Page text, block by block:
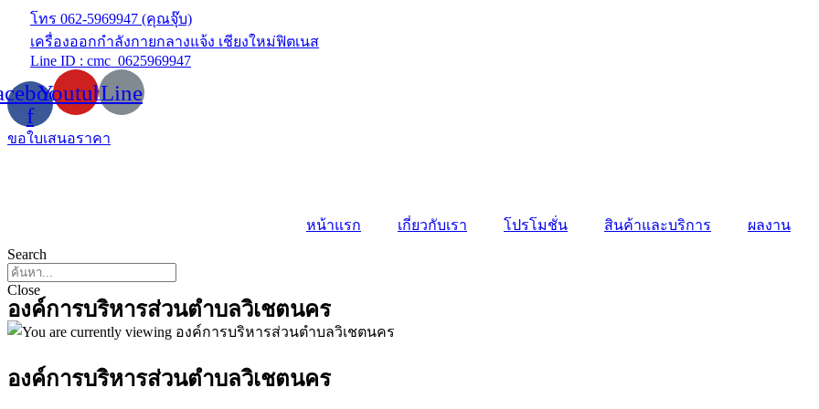
Skip
content
โทร 062-5969947 (คุณจุ๊บ)
เครื่องออกกำลังกายกลางแจ้ง เชียงใหม่ฟิตเนส
Line ID : cmc_0625969947
f
YoutubeLine
ขอใบเสนอราคา
หน้าแรก เกี่ยวกับเรา โปรโมชั่น สินค้าและบริการ ผลงาน
Search
Close
องค์การบริหารส่วนตำบลวิเชตนคร
องค์การบริหารส่วนตำบลวิเชตนคร